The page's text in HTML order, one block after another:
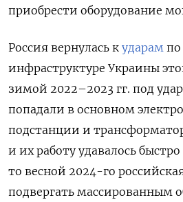
приобрести оборудование
Россия вернулась к ударам по
инфраструктуре Украины
зимой 2022–2023 гг. под
попадали в основном
подстанции и
и их работу удавалось
то весной 2024-го
подвергать массированным